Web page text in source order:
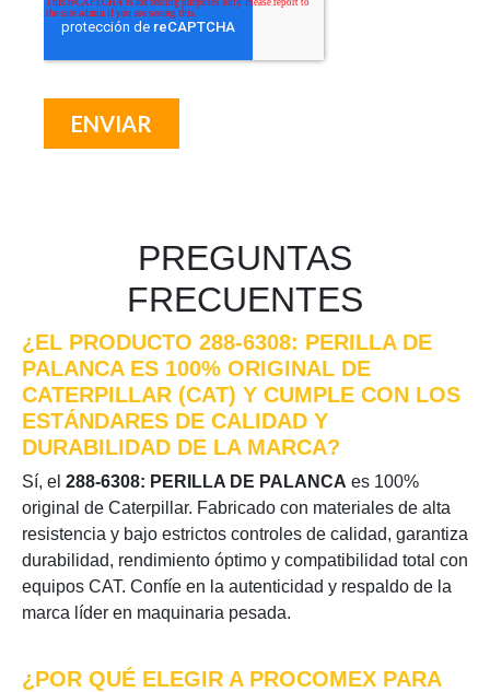
PREGUNTAS
FRECUENTES
¿EL PRODUCTO 288-6308: PERILLA DE
PALANCA ES 100% ORIGINAL DE
CATERPILLAR (CAT) Y CUMPLE CON LOS
ESTÁNDARES DE CALIDAD Y
DURABILIDAD DE LA MARCA?
Sí, el 288-6308: PERILLA DE PALANCA es 100%
original de Caterpillar. Fabricado con materiales de alta
resistencia y bajo estrictos controles de calidad, garantiza
durabilidad, rendimiento óptimo y compatibilidad total con
equipos CAT. Confíe en la autenticidad y respaldo de la
marca líder en maquinaria pesada.
¿POR QUÉ ELEGIR A PROCOMEX PARA